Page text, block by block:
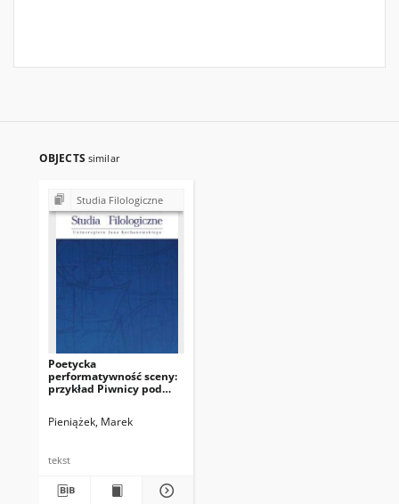
OBJECTS similar
Studia Filologiczne
Poetycka
performatywność sceny:
przykład Piwnicy pod
Pieniążek, Marek
tekst